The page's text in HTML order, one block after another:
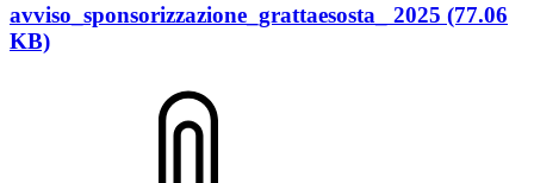
avviso_sponsorizzazione_grattaesosta_ 2025 (77.06
KB)